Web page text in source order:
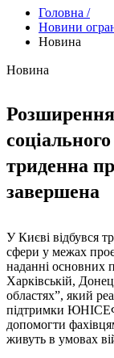
Головна /
Новини
Новина
Новина
триденна
завершена
У Києві відбувся
сфери у межах
наданні основних
Харківській,
областях”, який
підтримки
допомогти
живуть в умовах